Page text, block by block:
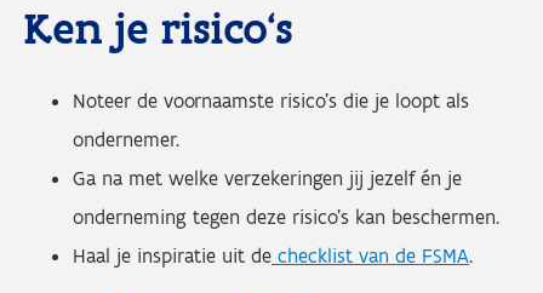
Ken je risico's
Noteer de voornaamste risico’s die je loopt als
ondernemer.
Ga na met welke verzekeringen jij jezelf én je
onderneming tegen deze risico’s kan beschermen.
Haal je inspiratie uit de checklist van de FSMA.